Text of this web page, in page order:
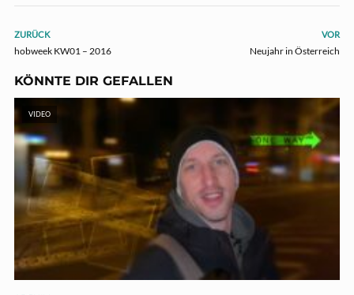
ZURÜCK
hobweek KW01 – 2016
VOR
Neujahr in Österreich
KÖNNTE DIR GEFALLEN
VIDEO